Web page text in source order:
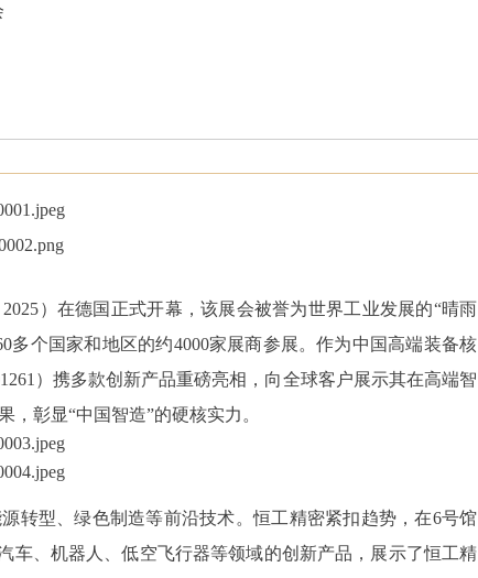
）在德国正式开幕，该展会被誉为世界工业发展的“晴雨
个国家和地区的约4000家展商参展。作为中国高端装备核
）携多款创新产品重磅亮相，向全球客户展示其在高端智
彰显“中国智造”的硬核实力。
转型、绿色制造等前沿技术。恒工精密紧扣趋势，在6号馆
车、机器人、低空飞行器等领域的创新产品，展示了恒工精